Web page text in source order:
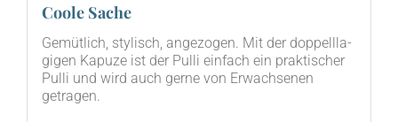
Coole Sache
Gemüt­lich, sty­lisch, ange­zo­gen. Mit der dop­pell­la­
gi­gen Kapu­ze ist der Pul­li ein­fach ein prak­ti­scher
Pul­li und wird auch ger­ne von Erwach­se­nen
getragen.